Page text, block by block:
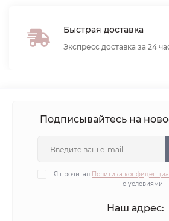
Быстрая доставка
Экспресс доставка за 24
Подписывайтесь на
Я прочитал Политика
с условиями
Наш адрес: